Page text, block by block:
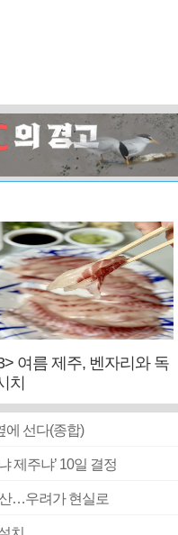
여름 제주, 벤자리와 독
치
에 선다(종합)
제주냐’ 10일 결정
산…우려가 현실로